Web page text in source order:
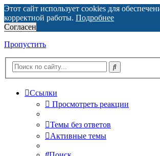
Этот сайт использует cookies для
корректной работы. Подробнее
Согласен
Пропустить
Ссылки
Просмотреть реакции
Темы без ответов
Активные темы